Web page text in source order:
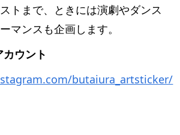
トまで、ときには演劇やダンス
マンスも企画します。
ウント
butaiura_artsticker/